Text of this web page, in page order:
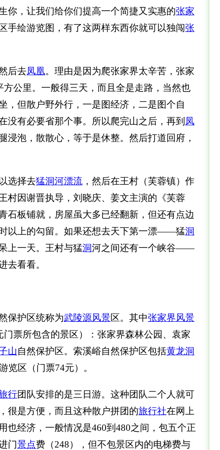
你，让我们给你们提高一个简捷又实惠的张家
手绘游览图，有了这两样东西你就可以独闯张
后去凤凰。理由是因为爬张家界太辛苦，张家
公里。一般得三天，而且全是走路，当然也
，但散户野外行，一是图经济，二是图个自
没有必要省那个事。所以爬完山之后，再到 凤
浸泡，散散心，等于是休整。然后打道回府，
选择去猛洞河漂流 ，然后在王村（芙蓉镇）作
村因谢晋执导，刘晓庆、姜文主演的《芙蓉
石板铺就，房屋虽大多已经翻新，但还有点边
以上的勾留。如果还想去天下第一漂——猛洞
上一天。王村与猛洞河之间还有一个峡谷——
去看看。
保护区统称为武陵源风景区。其中张家界风景
票所包含的景区）：张家界森林公园、袁家
山自然保护区。索溪峪自然保护区包括黄龙洞
览区（门票74元）。
行团队安排的是三日游。这种团队二个人就可
很是方便，而且这种散户拼团的旅行社在网上
也经济，一般情况是460到480之间，包五个正
门景点费（248），但不包景区内的电梯费与